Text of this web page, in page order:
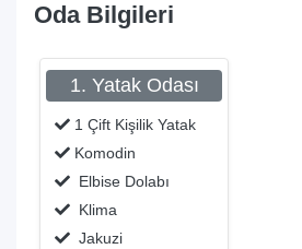
Oda Bilgileri
1. Yatak Odası
1 Çift Kişilik Yatak
Komodin
Elbise Dolabı
Klima
Jakuzi